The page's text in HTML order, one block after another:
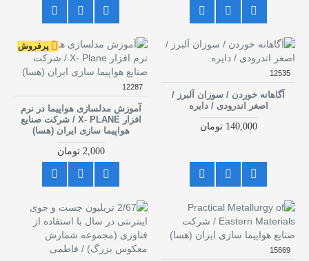
12535
آگاهانه خوردن / سوزان آلبرز /
اصغر اندرودی / دایره
140,000 تومان
پرفروش
12287
آموزش مدلسازی هواپیما در نرم
افزار X- PLANE / شرکت صنایع
هواپیما سازی ایران (هسا)
2,000 تومان
15669